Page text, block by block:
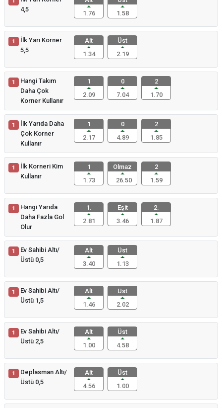
4,5
1.76
1.58
1
İlk Yarı Korner
5,5
Alt
1.34
Üst
2.19
1
Hangi Takım
Daha Çok
Korner Kullanır
1
2.09
0
7.04
2
1.70
1
İlk Yarıda Daha
Çok Korner
Kullanır
1
2.17
0
4.89
2
1.85
1
İlk Korneri Kim
Kullanır
1
1.73
Olmaz
26.50
2
1.59
1
Hangi Yarıda
Daha Fazla Gol
Olur
1.
2.81
Eşit
3.46
2.
1.87
1
Ev Sahibi Altı/
Üstü 0,5
Alt
3.40
Üst
1.13
1
Ev Sahibi Altı/
Üstü 1,5
Alt
1.46
Üst
2.02
1
Ev Sahibi Altı/
Üstü 2,5
Alt
1.00
Üst
4.58
1
Deplasman Altı/
Üstü 0,5
Alt
4.56
Üst
1.00